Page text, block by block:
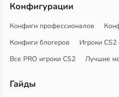
Конфигурации
Конфиги профессионалов
Конфиги блогеров
Игроки CS2
Все PRO игроки CS2
Лучшие
Гайды